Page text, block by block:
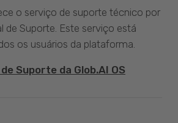
o serviço de suporte técnico por
de Suporte. Este serviço está
os usuários da plataforma.
Suporte da Glob.AI OS